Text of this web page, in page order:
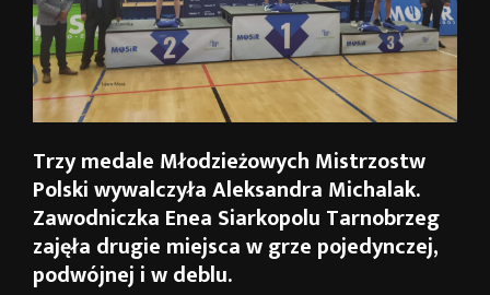
Trzy medale Młodzieżowych Mistrzostw
Polski wywalczyła Aleksandra Michalak.
Zawodniczka Enea Siarkopolu Tarnobrzeg
zajęła drugie miejsca w grze pojedynczej,
podwójnej i w deblu.